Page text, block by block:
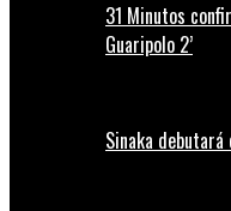
31 Minutos
Guaripolo 2’
Sinaka